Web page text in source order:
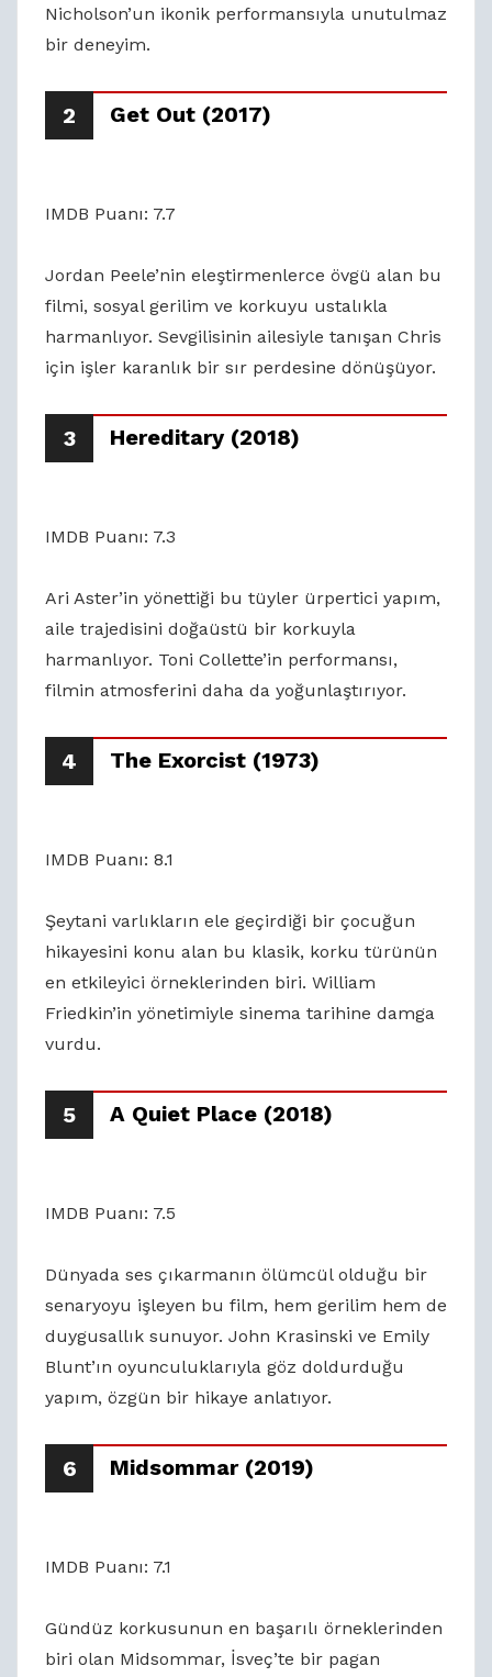
Nicholson’un ikonik performansıyla unutulmaz
bir deneyim.
2 Get Out (2017)
IMDB Puanı: 7.7
Jordan Peele’nin eleştirmenlerce övgü alan bu
filmi, sosyal gerilim ve korkuyu ustalıkla
harmanlıyor. Sevgilisinin ailesiyle tanışan Chris
için işler karanlık bir sır perdesine dönüşüyor.
3 Hereditary (2018)
IMDB Puanı: 7.3
Ari Aster’in yönettiği bu tüyler ürpertici yapım,
aile trajedisini doğaüstü bir korkuyla
harmanlıyor. Toni Collette’in performansı,
filmin atmosferini daha da yoğunlaştırıyor.
4 The Exorcist (1973)
IMDB Puanı: 8.1
Şeytani varlıkların ele geçirdiği bir çocuğun
hikayesini konu alan bu klasik, korku türünün
en etkileyici örneklerinden biri. William
Friedkin’in yönetimiyle sinema tarihine damga
vurdu.
5 A Quiet Place (2018)
IMDB Puanı: 7.5
Dünyada ses çıkarmanın ölümcül olduğu bir
senaryoyu işleyen bu film, hem gerilim hem de
duygusallık sunuyor. John Krasinski ve Emily
Blunt’ın oyunculuklarıyla göz doldurduğu
yapım, özgün bir hikaye anlatıyor.
6 Midsommar (2019)
IMDB Puanı: 7.1
Gündüz korkusunun en başarılı örneklerinden
biri olan Midsommar, İsveç’te bir pagan